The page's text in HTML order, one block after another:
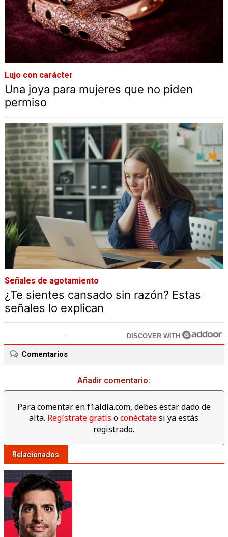
Lujo con carácter
Una joya para mujeres que no piden
permiso
Señales de agotamiento
¿Te sientes cansado sin razón? Estas
señales lo explican
DISCOVER WITH
Comentarios
Añadir comentario:
Para comentar en f1aldia.com, debes estar dado de
alta. Regístrate gratis oconéctatesi ya estás
registrado.
Relacionados